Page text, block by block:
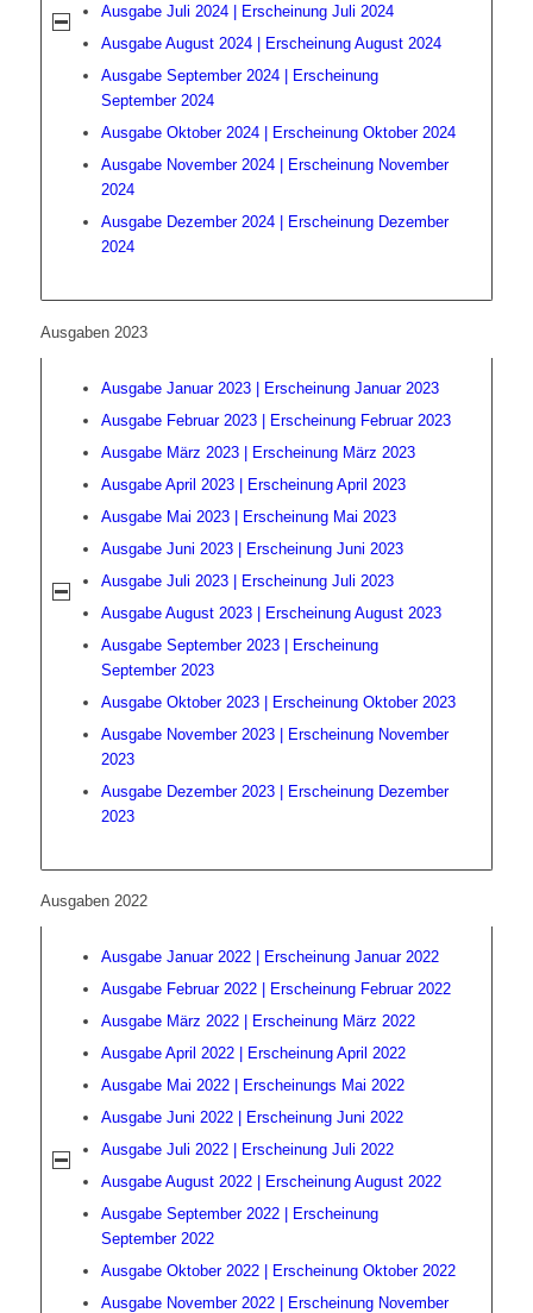
Ausgabe Juli 2024 | Erscheinung Juli 2024
Ausgabe August 2024 | Erscheinung August 2024
Ausgabe September 2024 | Erscheinung
September 2024
Ausgabe Oktober 2024 | Erscheinung Oktober 2024
Ausgabe November 2024 | Erscheinung November
2024
Ausgabe Dezember 2024 | Erscheinung Dezember
2024
Ausgaben 2023
Ausgabe Januar 2023 | Erscheinung Januar 2023
Ausgabe Februar 2023 | Erscheinung Februar 2023
Ausgabe März 2023 | Erscheinung März 2023
Ausgabe April 2023 | Erscheinung April 2023
Ausgabe Mai 2023 | Erscheinung Mai 2023
Ausgabe Juni 2023 | Erscheinung Juni 2023
Ausgabe Juli 2023 | Erscheinung Juli 2023
Ausgabe August 2023 | Erscheinung August 2023
Ausgabe September 2023 | Erscheinung
September 2023
Ausgabe Oktober 2023 | Erscheinung Oktober 2023
Ausgabe November 2023 | Erscheinung November
2023
Ausgabe Dezember 2023 | Erscheinung Dezember
2023
Ausgaben 2022
Ausgabe Januar 2022 | Erscheinung Januar 2022
Ausgabe Februar 2022 | Erscheinung Februar 2022
Ausgabe März 2022 | Erscheinung März 2022
Ausgabe April 2022 | Erscheinung April 2022
Ausgabe Mai 2022 | Erscheinungs Mai 2022
Ausgabe Juni 2022 | Erscheinung Juni 2022
Ausgabe Juli 2022 | Erscheinung Juli 2022
Ausgabe August 2022 | Erscheinung August 2022
Ausgabe September 2022 | Erscheinung
September 2022
Ausgabe Oktober 2022 | Erscheinung Oktober 2022
Ausgabe November 2022 | Erscheinung November